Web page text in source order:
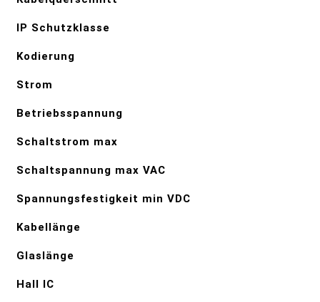
IP Schutzklasse
Kodierung
Strom
Betriebsspannung
Schaltstrom max
Schaltspannung max VAC
Spannungsfestigkeit min VDC
Kabellänge
Glaslänge
Hall IC